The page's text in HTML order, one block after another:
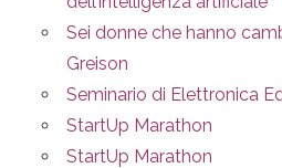
Sei donne che hanno
Greison
Seminario di Elettronica
StartUp Marathon
StartUp Marathon